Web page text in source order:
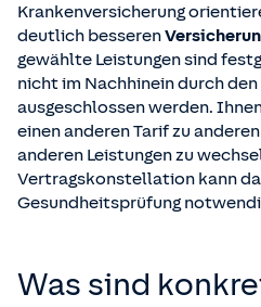
Krankenversicherung
deutlich besseren
gewählte Leistungen sind
nicht im Nachhinein durch
ausgeschlossen werden.
einen anderen Tarif zu
anderen Leistungen zu
Vertragskonstellation kann
Gesundheitsprüfung
Was sind